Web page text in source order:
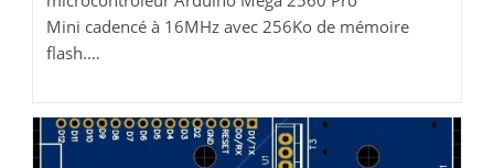
Mini cadencé à 16MHz avec 256Ko de mémoire
flash.…